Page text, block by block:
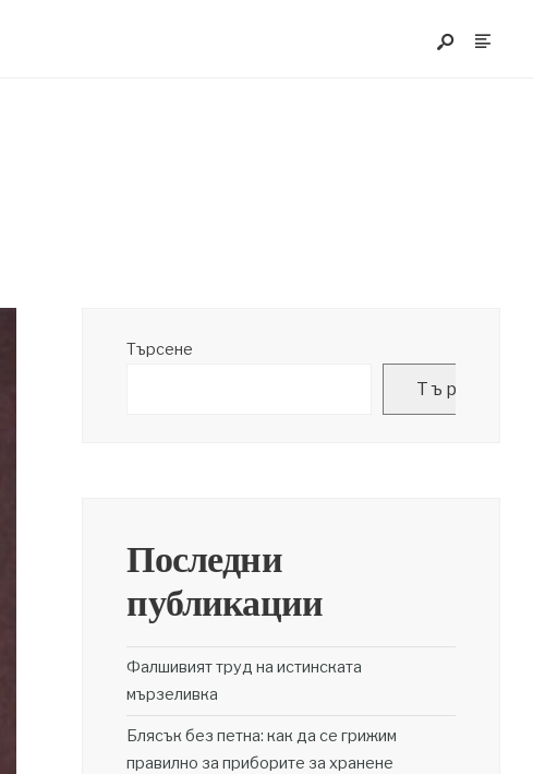
Търсене
Търсене
Последни
публикации
Фалшивият труд на истинската
мързеливка
Блясък без петна: как да се грижим
правилно за приборите за хранене